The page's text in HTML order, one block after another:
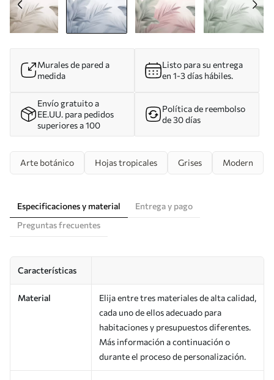
Murales de pared a
medida
Listo para su entrega
en 1-3 días hábiles.
Envío gratuito a
EE.UU. para pedidos
superiores a 100
Política de reembolso
de 30 días
Arte botánico Hojas tropicales Grises Modern
Especificaciones y material
Entrega y pago
Preguntas frecuentes
Características
Material
Elija entre tres materiales de alta calidad,
cada uno de ellos adecuado para
habitaciones y presupuestos diferentes.
Más información a continuación o
durante el proceso de personalización.